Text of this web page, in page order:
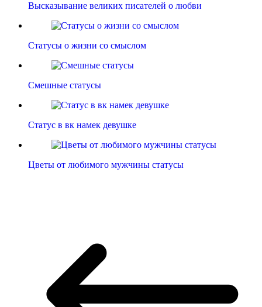
Высказывание великих писателей о любви
Статусы о жизни со смыслом
Смешные статусы
Статус в вк намек девушке
Цветы от любимого мужчины статусы